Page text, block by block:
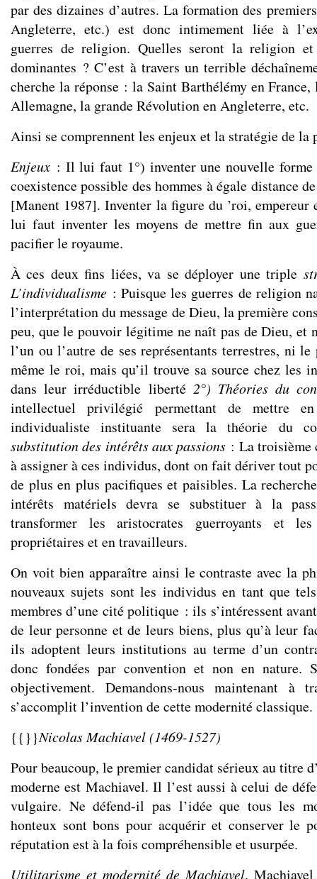
par des dizaines d’autres. La formation des
Angleterre, etc.) est donc intimement liée à
guerres de religion. Quelles seront la religion
dominantes ? C’est à travers un terrible
cherche la réponse : la Saint Barthélémy en France,
Allemagne, la grande Révolution en Angleterre, etc.
Ainsi se comprennent les enjeux et la stratégie de la
Enjeux : Il lui faut 1°) inventer une nouvelle
coexistence possible des hommes à égale distance
[Manent 1987]. Inventer la figure du ’roi, empereur
lui faut inventer les moyens de mettre fin aux
pacifier le royaume.
À ces deux fins liées, va se déployer une triple
L’individualisme : Puisque les guerres de religion
l’interprétation du message de Dieu, la première
peu, que le pouvoir légitime ne naît pas de Dieu, et
l’un ou l’autre de ses représentants terrestres, ni
même le roi, mais qu’il trouve sa source chez les
dans leur irréductible liberté 2°) Théories du
intellectuel privilégié permettant de mettre
individualiste instituante sera la théorie du
substitution des intérêts aux passions : La troisième
à assigner à ces individus, dont on fait dériver tout
de plus en plus pacifiques et paisibles. La
intérêts matériels devra se substituer à la
transformer les aristocrates guerroyants et
propriétaires et en travailleurs.
On voit bien apparaître ainsi le contraste avec la
nouveaux sujets sont les individus en tant que
membres d’une cité politique : ils s’intéressent
de leur personne et de leurs biens, plus qu’à leur
ils adoptent leurs institutions au terme d’un
donc fondées par convention et non en nature.
objectivement. Demandons-nous maintenant à
s’accomplit l’invention de cette modernité classique.
{{}}Nicolas Machiavel (1469-1527)
Pour beaucoup, le premier candidat sérieux au titre
moderne est Machiavel. Il l’est aussi à celui de
vulgaire. Ne défend-il pas l’idée que tous les
honteux sont bons pour acquérir et conserver le
réputation est à la fois compréhensible et usurpée.
Utilitarisme et modernité de Machiavel.